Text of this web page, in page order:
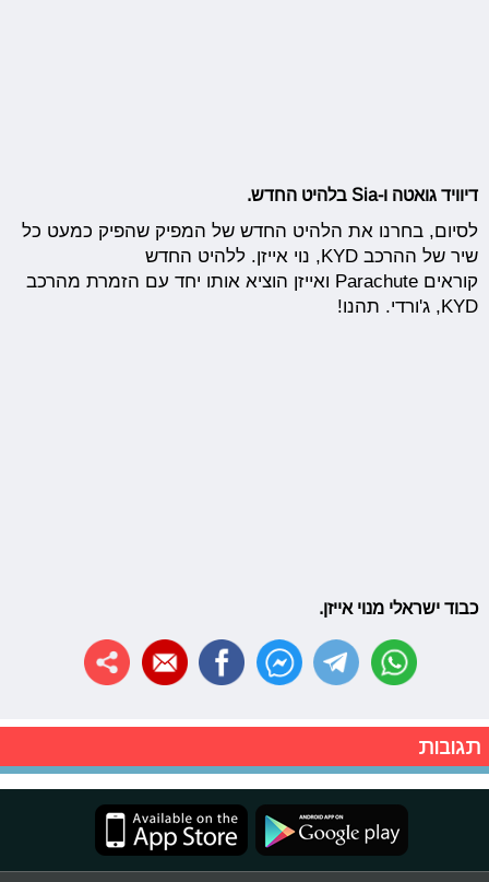
דיוויד גואטה ו-Sia בלהיט החדש.
לסיום, בחרנו את הלהיט החדש של המפיק שהפיק כמעט כל
שיר של ההרכב KYD, נוי אייזן. ללהיט החדש
קוראים Parachute ואייזן הוציא אותו יחד עם הזמרת מהרכב
KYD, ג'ורדי. תהנו!
כבוד ישראלי מנוי אייזן.
תגובות